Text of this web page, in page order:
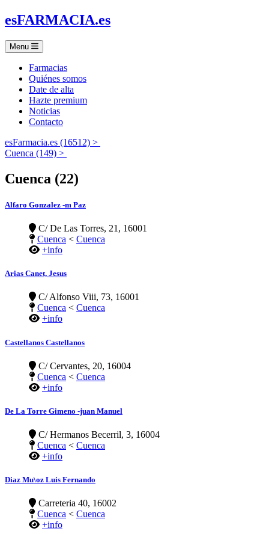
esFARMACIA.es
Menu
Farmacias
Quiénes somos
Date de alta
Hazte premium
Noticias
Contacto
esFarmacia.es (16512) >
Cuenca (149) >
Cuenca (22)
Alfaro Gonzalez -m Paz
C/ De Las Torres, 21, 16001
Cuenca < Cuenca
+info
Arias Canet, Jesus
C/ Alfonso Viii, 73, 16001
Cuenca < Cuenca
+info
Castellanos Castellanos
C/ Cervantes, 20, 16004
Cuenca < Cuenca
+info
De La Torre Gimeno -juan Manuel
C/ Hermanos Becerril, 3, 16004
Cuenca < Cuenca
+info
Diaz Mu\oz Luis Fernando
Carreteria 40, 16002
Cuenca < Cuenca
+info